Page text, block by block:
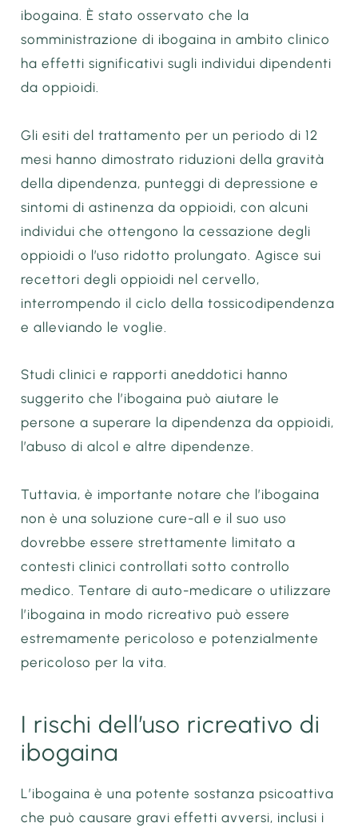
ibogaina. È stato osservato che la
somministrazione di ibogaina in ambito clinico
ha effetti significativi sugli individui dipendenti
da oppioidi.
Gli esiti del trattamento per un periodo di 12
mesi hanno dimostrato riduzioni della gravità
della dipendenza, punteggi di depressione e
sintomi di astinenza da oppioidi, con alcuni
individui che ottengono la cessazione degli
oppioidi o l’uso ridotto prolungato. Agisce sui
recettori degli oppioidi nel cervello,
interrompendo il ciclo della tossicodipendenza
e alleviando le voglie.
Studi clinici e rapporti aneddotici hanno
suggerito che l’ibogaina può aiutare le
persone a superare la dipendenza da oppioidi,
l’abuso di alcol e altre dipendenze.
Tuttavia, è importante notare che l’ibogaina
non è una soluzione cure-all e il suo uso
dovrebbe essere strettamente limitato a
contesti clinici controllati sotto controllo
medico. Tentare di auto-medicare o utilizzare
l’ibogaina in modo ricreativo può essere
estremamente pericoloso e potenzialmente
pericoloso per la vita.
I rischi dell’uso ricreativo di
ibogaina
L’ibogaina è una potente sostanza psicoattiva
che può causare gravi effetti avversi, inclusi i